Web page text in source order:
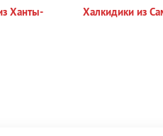
Ханты- Халкидики из